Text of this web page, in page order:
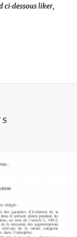
ci-dessous liker,